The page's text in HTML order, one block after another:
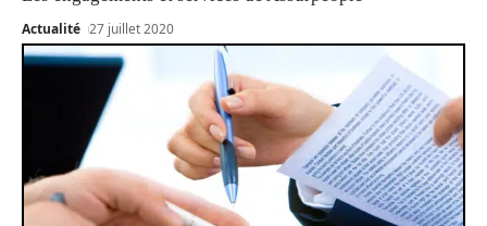
Actualité 27 juillet 2020